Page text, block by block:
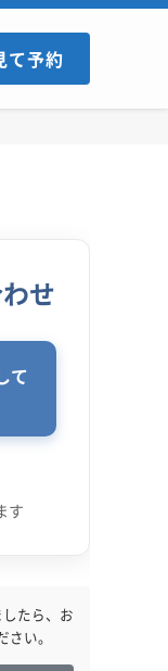
て予約
せ
て
す
たら、お
い。